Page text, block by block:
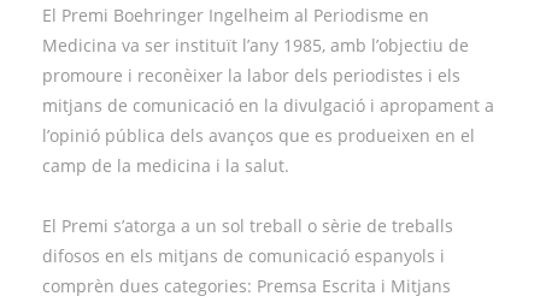
El Premi Boehringer Ingelheim al Periodisme en
Medicina va ser instituït l’any 1985, amb l’objectiu de
promoure i reconèixer la labor dels periodistes i els
mitjans de comunicació en la divulgació i apropament a
l’opinió pública dels avanços que es produeixen en el
camp de la medicina i la salut.
El Premi s’atorga a un sol treball o sèrie de treballs
difosos en els mitjans de comunicació espanyols i
comprèn dues categories: Premsa Escrita i Mitjans